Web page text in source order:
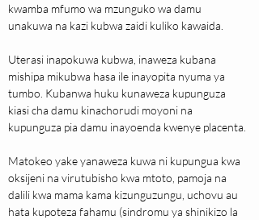
kwamba mfumo wa mzunguko wa damu
unakuwa na kazi kubwa zaidi kuliko kawaida.
Uterasi inapokuwa kubwa, inaweza kubana
mishipa mikubwa hasa ile inayopita nyuma ya
tumbo. Kubanwa huku kunaweza kupunguza
kiasi cha damu kinachorudi moyoni na
kupunguza pia damu inayoenda kwenye placenta.
Matokeo yake yanaweza kuwa ni kupungua kwa
oksijeni na virutubisho kwa mtoto, pamoja na
dalili kwa mama kama kizunguzungu, uchovu au
hata kupoteza fahamu (sindromu ya shinikizo la